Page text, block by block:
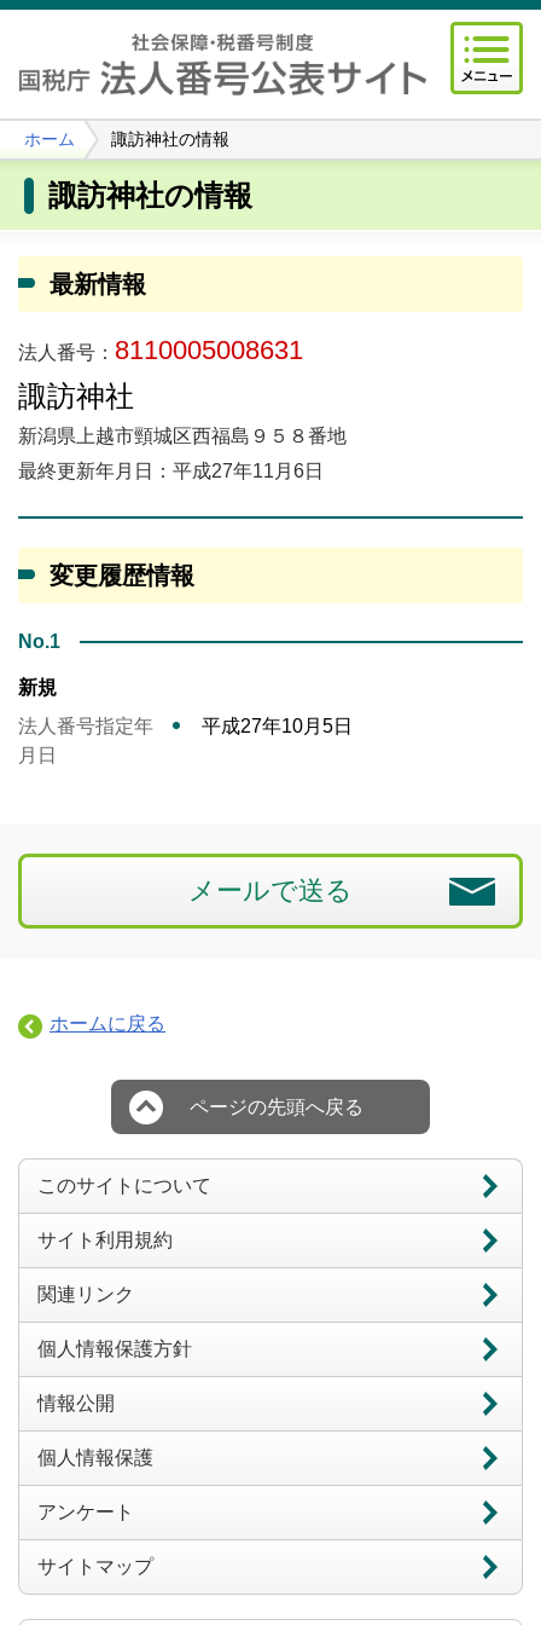
ホーム 諏訪神社の情報
諏訪神社の情報
最新情報
法人番号： 8110005008631
諏訪神社
新潟県上越市頸城区西福島９５８番地
最終更新年月日：平成27年11月6日
変更履歴情報
No.1
新規
法人番号指定年
月日
平成27年10月5日
メールで送る
ホームに戻る
ページの先頭へ戻る
このサイトについて
サイト利用規約
関連リンク
個人情報保護方針
情報公開
個人情報保護
アンケート
サイトマップ